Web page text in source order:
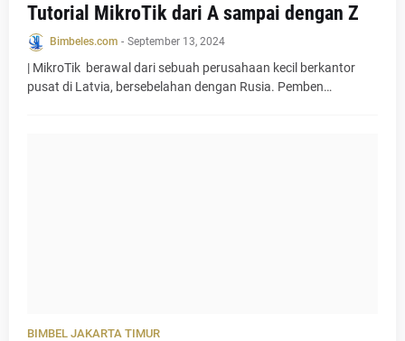
Tutorial MikroTik dari A sampai dengan Z
Bimbeles.com - September 13, 2024
| MikroTik berawal dari sebuah perusahaan kecil berkantor
pusat di Latvia, bersebelahan dengan Rusia. Pemben…
BIMBEL JAKARTA TIMUR